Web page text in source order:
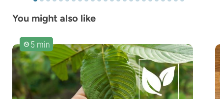
You might also like
5 min